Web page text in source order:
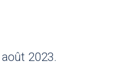
2023.